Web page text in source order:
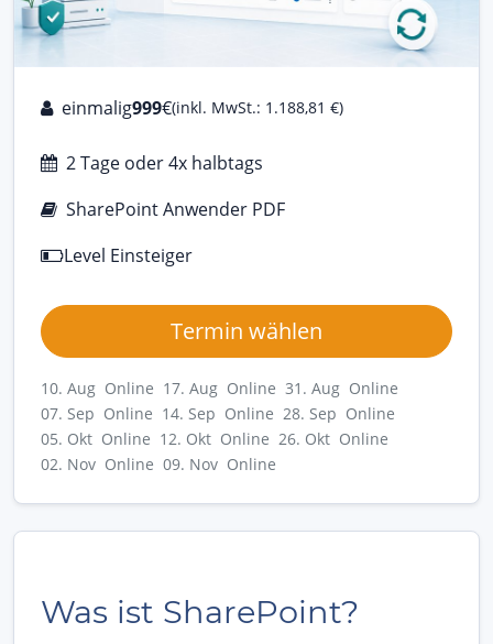
einmalig999€(inkl. MwSt.: 1.188,81 €)
2 Tage oder 4x halbtags
SharePoint Anwender PDF
Level Einsteiger
Termin wählen
10. Aug Online 17. Aug Online 31. Aug Online
07. Sep Online 14. Sep Online 28. Sep Online
05. Okt Online 12. Okt Online 26. Okt Online
02. Nov Online 09. Nov Online
Was ist SharePoint?